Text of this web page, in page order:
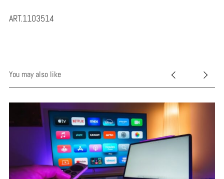
ART.1103514
You may also like